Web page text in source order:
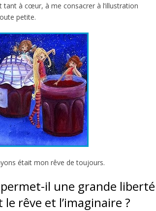
à cœur, à me consacrer à l’illustration
petite.
était mon rêve de toujours.
il une grande liberté
rêve et l’imaginaire ?